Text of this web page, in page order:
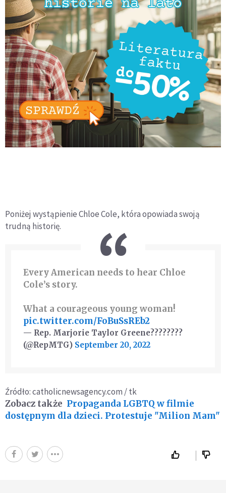
Poniżej wystąpienie Chloe Cole, która opowiada swoją
trudną historię.
Every American needs to hear Chloe
Cole’s story.
What a courageous young woman!
pic.twitter.com/FoBuSsREb2
— Rep. Marjorie Taylor Greene????????
(@RepMTG) September 20, 2022
Źródło: catholicnewsagency.com / tk
Zobacz także Propaganda LGBTQ w filmie
dostępnym dla dzieci. Protestuje "Milion Mam"